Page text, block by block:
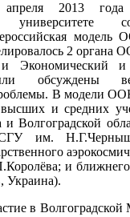
2013 года в
университете
2 органа
Экономический и
обсуждены
В модели
высших и средних
и Волгоградской
им.
и
Украина).
в